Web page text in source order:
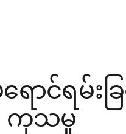
ောင်ရမ်း
င့် ကုသမှု